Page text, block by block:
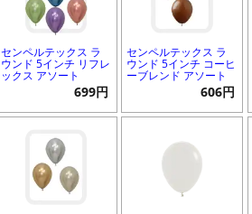
センペルテックス ラ
ウンド 5インチ リフレ
ックス アソート
699円
センペルテックス ラ
ウンド 5インチ コーヒ
ーブレンド アソート
606円